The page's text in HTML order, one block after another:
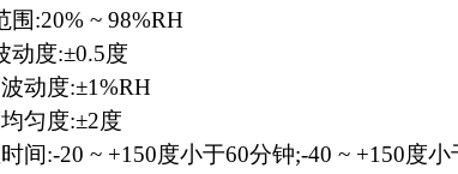
围:20% ~ 98%RH
动度:±0.5度
动度:±1%RH
匀度:±2度
间:-20 ~ +150度小于60分钟;-40 ~ +150度